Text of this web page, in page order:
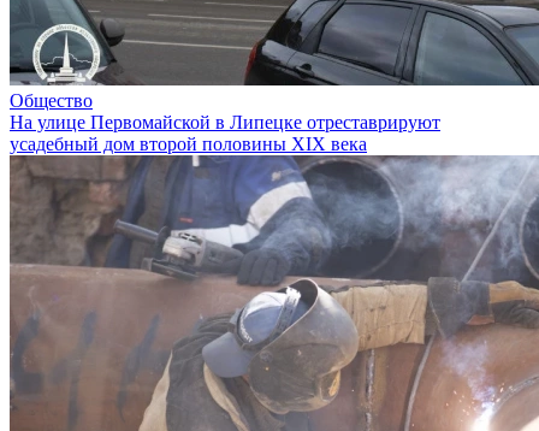
Общество
На улице Первомайской в Липецке отреставрируют
усадебный дом второй половины XIX века